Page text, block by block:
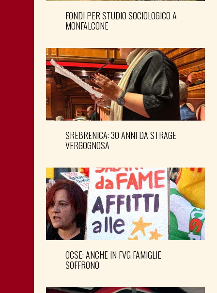
FONDI PER STUDIO SOCIOLOGICO A
MONFALCONE
SREBRENICA: 30 ANNI DA STRAGE
VERGOGNOSA
OCSE: ANCHE IN FVG FAMIGLIE
SOFFRONO